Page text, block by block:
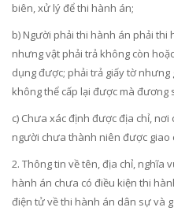
biên, xử lý để thi hành án;
b) Người phải thi hành án phải thi
nhưng vật phải trả không còn
dụng được; phải trả giấy tờ
không thể cấp lại được mà
c) Chưa xác định được địa chỉ,
người chưa thành niên được
2. Thông tin về tên, địa chỉ, nghĩa
hành án chưa có điều kiện thi
điện tử về thi hành án dân sự và